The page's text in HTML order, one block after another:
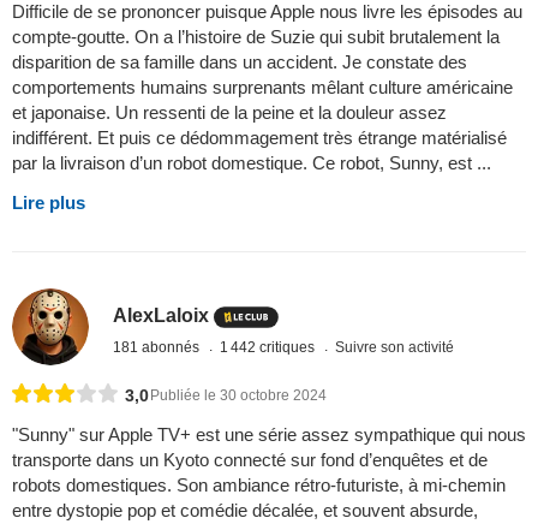
Difficile de se prononcer puisque Apple nous livre les épisodes au
compte-goutte. On a l’histoire de Suzie qui subit brutalement la
disparition de sa famille dans un accident. Je constate des
comportements humains surprenants mêlant culture américaine
et japonaise. Un ressenti de la peine et la douleur assez
indifférent. Et puis ce dédommagement très étrange matérialisé
par la livraison d’un robot domestique. Ce robot, Sunny, est ...
Lire plus
AlexLaloix
181 abonnés 1 442 critiques Suivre son activité
3,0 Publiée le 30 octobre 2024
"Sunny" sur Apple TV+ est une série assez sympathique qui nous
transporte dans un Kyoto connecté sur fond d’enquêtes et de
robots domestiques. Son ambiance rétro-futuriste, à mi-chemin
entre dystopie pop et comédie décalée, et souvent absurde,